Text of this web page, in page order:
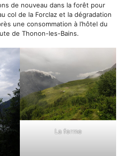
de nouveau dans la forêt pour
col de la Forclaz et la dégradation
une consommation à l’hôtel du
de Thonon-les-Bains.
La ferme